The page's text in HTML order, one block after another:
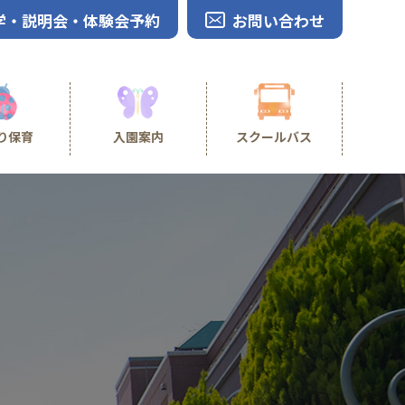
・説明会・体験会予約 お問い合わせ
保育 入園案内 スクールバス